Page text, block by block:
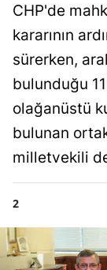
CHP'de
kararının
sürerken,
bulunduğu
olağanüstü
bulunan
milletvekili
2